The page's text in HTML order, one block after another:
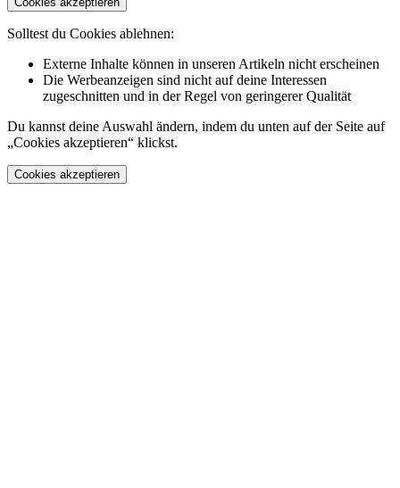
Solltest du Cookies ablehnen:
Externe Inhalte können in unseren Artikeln nicht erscheinen
Die Werbeanzeigen sind nicht auf deine Interessen
zugeschnitten und in der Regel von geringerer Qualität
Du kannst deine Auswahl ändern, indem du unten auf der Seite auf
„Cookies akzeptieren“ klickst.
Cookies akzeptieren